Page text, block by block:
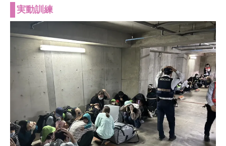
実動訓練